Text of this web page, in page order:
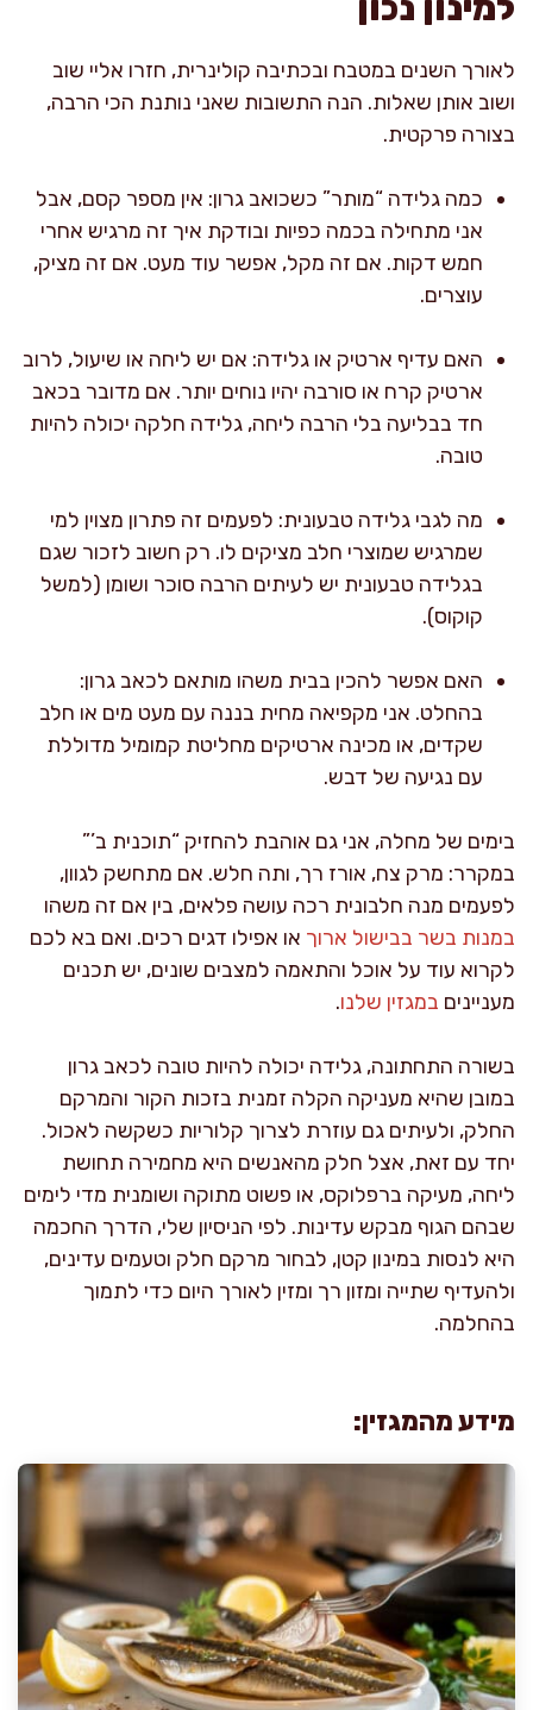
לאורך השנים במטבח ובכתיבה קולינרית, חזרו אליי שוב
ושוב אותן שאלות. הנה התשובות שאני נותנת הכי הרבה,
בצורה פרקטית.
כמה גלידה “מותר” כשכואב גרון: אין מספר קסם, אבל
אני מתחילה בכמה כפיות ובודקת איך זה מרגיש אחרי
חמש דקות. אם זה מקל, אפשר עוד מעט. אם זה מציק,
עוצרים.
האם עדיף ארטיק או גלידה: אם יש ליחה או שיעול, לרוב
ארטיק קרח או סורבה יהיו נוחים יותר. אם מדובר בכאב
חד בבליעה בלי הרבה ליחה, גלידה חלקה יכולה להיות
טובה.
מה לגבי גלידה טבעונית: לפעמים זה פתרון מצוין למי
שמרגיש שמוצרי חלב מציקים לו. רק חשוב לזכור שגם
בגלידה טבעונית יש לעיתים הרבה סוכר ושומן (למשל
קוקוס).
האם אפשר להכין בבית משהו מותאם לכאב גרון:
בהחלט. אני מקפיאה מחית בננה עם מעט מים או חלב
שקדים, או מכינה ארטיקים מחליטת קמומיל מדוללת
עם נגיעה של דבש.
בימים של מחלה, אני גם אוהבת להחזיק “תוכנית ב’”
במקרר: מרק צח, אורז רך, ותה חלש. אם מתחשק לגוון,
לפעמים מנה חלבונית רכה עושה פלאים, בין אם זה משהו
במנות בשר בבישול ארוך או אפילו דגים רכים. ואם בא לכם
לקרוא עוד על אוכל והתאמה למצבים שונים, יש תכנים
מעניינים במגזין שלנו.
בשורה התחתונה, גלידה יכולה להיות טובה לכאב גרון
במובן שהיא מעניקה הקלה זמנית בזכות הקור והמרקם
החלק, ולעיתים גם עוזרת לצרוך קלוריות כשקשה לאכול.
יחד עם זאת, אצל חלק מהאנשים היא מחמירה תחושת
ליחה, מעיקה ברפלוקס, או פשוט מתוקה ושומנית מדי לימים
שבהם הגוף מבקש עדינות. לפי הניסיון שלי, הדרך החכמה
היא לנסות במינון קטן, לבחור מרקם חלק וטעמים עדינים,
ולהעדיף שתייה ומזון רך ומזין לאורך היום כדי לתמוך
בהחלמה.
מידע מהמגזין: